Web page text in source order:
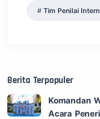
Tim Penilai
Berita Terpopuler
Komandan
Acara